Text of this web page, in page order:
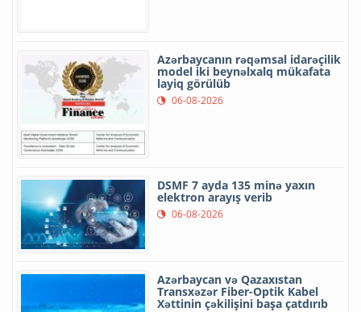
Azərbaycanın rəqəmsal idarəçilik
model iki beynəlxalq mükafata
layiq görülüb
06-08-2026
DSMF 7 ayda 135 minə yaxın
elektron arayış verib
06-08-2026
Azərbaycan və Qazaxıstan
Transxəzər Fiber-Optik Kabel
Xəttinin çəkilişini başa çatdırıb